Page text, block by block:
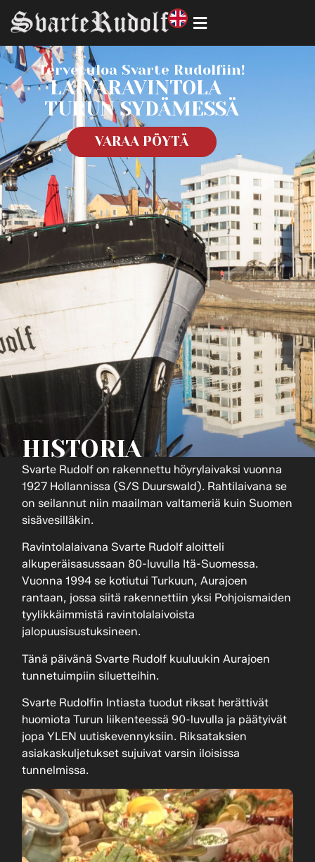
Tervetuloa Svarte Rudolfiin!
LAIVARAVINTOLA
TURUN SYDÄMESSÄ
VARAA PÖYTÄ
HISTORIA
Svarte Rudolf on rakennettu höyrylaivaksi vuonna
1927 Hollannissa (S/S Duurswald). Rahtilaivana se
on seilannut niin maailman valtameriä kuin Suomen
sisävesilläkin.
Ravintolalaivana Svarte Rudolf aloitteli
alkuperäisasussaan 80-luvulla Itä-Suomessa.
Vuonna 1994 se kotiutui Turkuun, Aurajoen
rantaan, jossa siitä rakennettiin yksi Pohjoismaiden
tyylikkäimmistä ravintolalaivoista
jalopuusisustuksineen.
Tänä päivänä Svarte Rudolf kuuluukin Aurajoen
tunnetuimpiin siluetteihin.
Svarte Rudolfin Intiasta tuodut riksat herättivät
huomiota Turun liikenteessä 90-luvulla ja päätyivät
jopa YLEN uutiskevennyksiin. Riksataksien
asiakaskuljetukset sujuivat varsin iloisissa
tunnelmissa.